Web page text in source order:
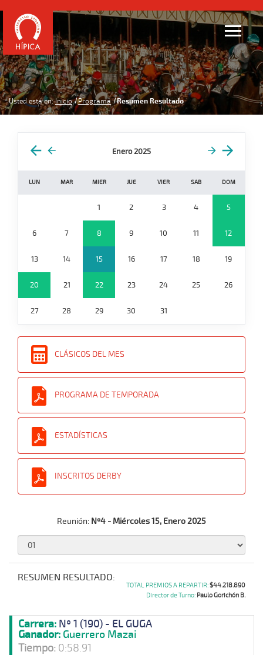
Usted está en: Inicio Programa Resumen Resultado
Enero 2025
LUN MAR MIER JUE VIER SAB DOM
1 2 3 4 5
6 7 8 9 10 11 12
13 14 15 16 17 18 19
20 21 22 23 24 25 26
27 28 29 30 31
CLÁSICOS DEL MES
PROGRAMA DE TEMPORADA
ESTADÍSTICAS
INSCRITOS DERBY
Reunión: Nº4 - Miércoles 15, Enero 2025
RESUMEN RESULTADO:
TOTAL PREMIOS A REPARTIR:$44.218.890
Director de Turno: Paulo Gorichón B.
Carrera: Nº 1 (190) - EL GUGA
Ganador: Guerrero Mazai
Tiempo: 0:58.91